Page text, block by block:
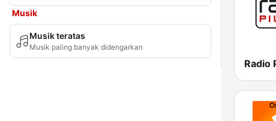
Musik
Musik teratas
Musik paling banyak didengarkan
Radio